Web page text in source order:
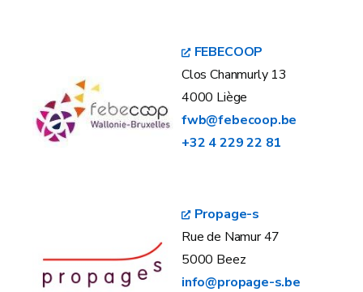
FEBECOOP
Clos Chanmurly 13
4000 Liège
fwb@febecoop.be
+32 4 229 22 81
Propage-s
Rue de Namur 47
5000 Beez
info@propage-s.be